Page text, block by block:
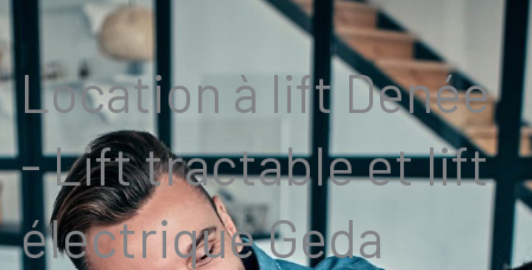
Location à lift Denée
- Lift tractable et lift
électrique Geda